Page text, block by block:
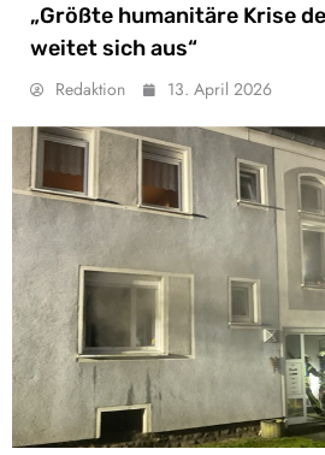
„Größte humanitäre Krise
weitet sich aus“
Redaktion 13. April 2026